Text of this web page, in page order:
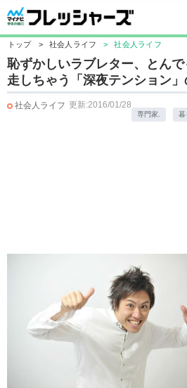
トップ > 社会人ライフ > 社会人ライフ
恥ずかしいラブレター、と
走しちゃう「深夜テンション」
社会人ライフ 更新:2016/01/28
専門家. 暮